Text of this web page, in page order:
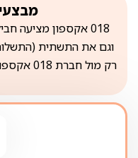
מבצעי 018
018 אקספון מציעה
וגם את התשתית
רק מול חברת 018 אקספון, ללא פיצול החבילה לשתי חברות)